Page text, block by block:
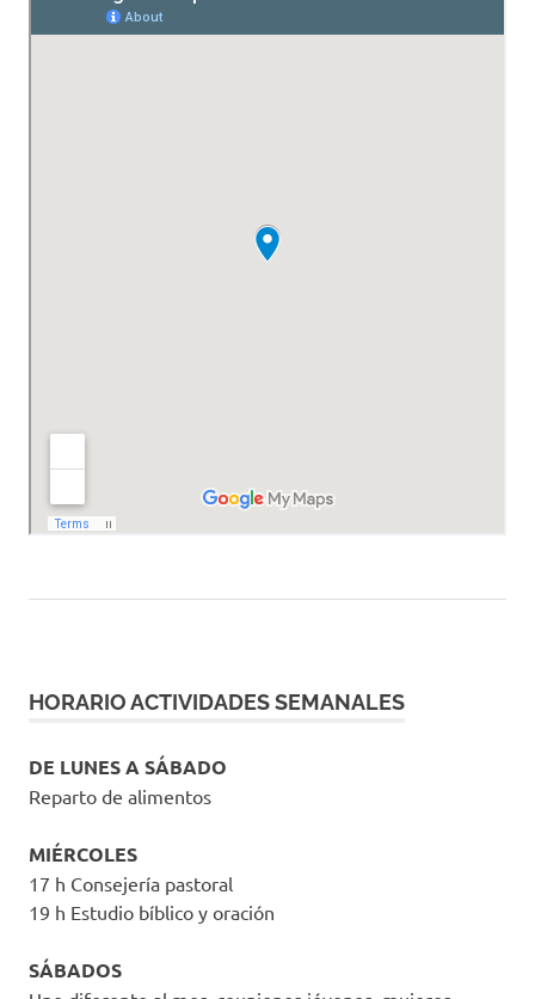
HORARIO ACTIVIDADES SEMANALES
DE LUNES A SÁBADO
Reparto de alimentos
MIÉRCOLES
17 h Consejería pastoral
19 h Estudio bíblico y oración
SÁBADOS